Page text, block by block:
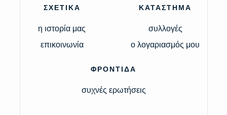
ΣΧΕΤΙΚΑ
η ιστορία μας
επικοινωνία
ΚΑΤΑΣΤΗΜΑ
συλλογές
ο λογαριασμός μου
ΦΡΟΝΤΙΔΑ
συχνές ερωτήσεις